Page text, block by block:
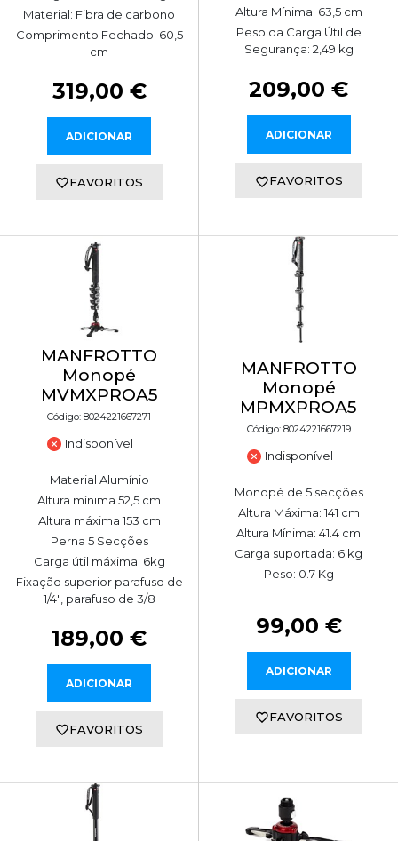
Material: Fibra de carbono
Comprimento Fechado: 60,5
cm
319,00 €
ADICIONAR
FAVORITOS
Altura Mínima: 63,5 cm
Peso da Carga Útil de
Segurança: 2,49 kg
209,00 €
ADICIONAR
FAVORITOS
MANFROTTO
Monopé
MVMXPROA5
Código: 8024221667271
Indisponível
Material Alumínio
Altura mínima 52,5 cm
Altura máxima 153 cm
Perna 5 Secções
Carga útil máxima: 6kg
Fixação superior parafuso de
1/4", parafuso de 3/8
189,00 €
ADICIONAR
FAVORITOS
MANFROTTO
Monopé
MPMXPROA5
Código: 8024221667219
Indisponível
Monopé de 5 secções
Altura Máxima: 141 cm
Altura Mínima: 41.4 cm
Carga suportada: 6 kg
Peso: 0.7 Kg
99,00 €
ADICIONAR
FAVORITOS